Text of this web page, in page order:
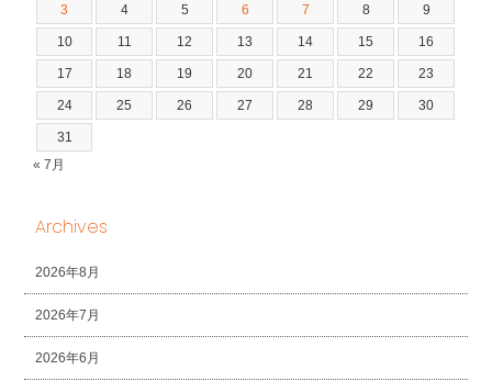
3 4 5 6 7 8 9
10 11 12 13 14 15 16
17 18 19 20 21 22 23
24 25 26 27 28 29 30
31
« 7月
Archives
2026年8月
2026年7月
2026年6月